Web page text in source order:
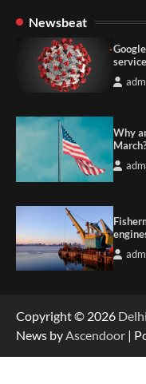
Newsbeat
service
Why
Copyright © 2026
News byAscendoor |